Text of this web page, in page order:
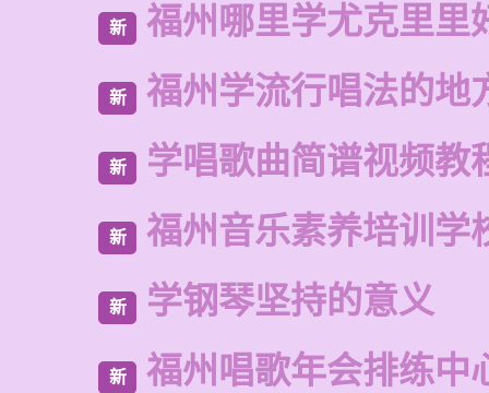
新 福州哪里学尤克里里
新 福州学流行唱法的地
新 学唱歌曲简谱视频教
新 福州音乐素养培训学
新 学钢琴坚持的意义
新 福州唱歌年会排练中